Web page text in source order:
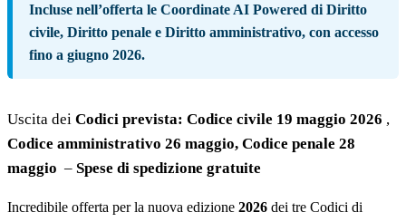
Incluse nell’offerta le Coordinate AI Powered di Diritto
civile, Diritto penale e Diritto amministrativo, con accesso
fino a giugno 2026.
Uscita dei Codici prevista: Codice civile 19 maggio 2026 ,
Codice amministrativo 26 maggio, Codice penale 28
maggio – Spese di spedizione gratuite
Incredibile offerta per la nuova edizione 2026 dei tre Codici di